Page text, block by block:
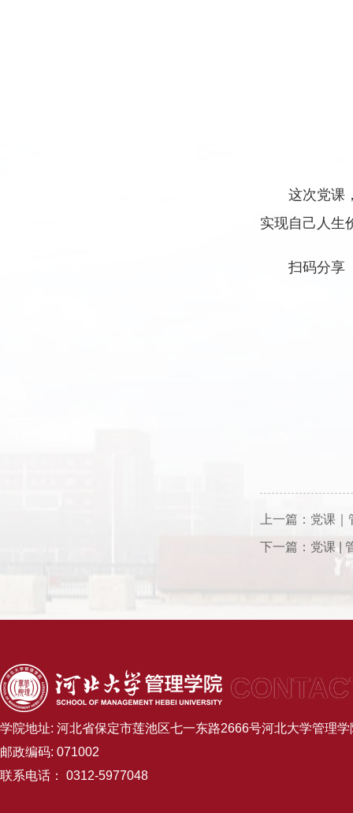
这次党课
实现自己人生
扫码分享
上一篇： 党课｜
下一篇： 党课 |
学院地址: 河北省保定市莲池区七一东路2666号河北大学管理学
邮政编码: 071002
联系电话： 0312-5977048